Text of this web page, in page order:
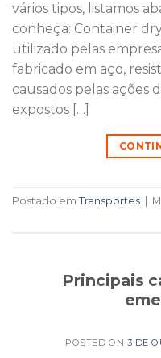
vários tipos, listamos
conheça: Container
utilizado pelas
fabricado em aço,
causados pelas ações
expostos […]
Postado em Transportes
Principais
POSTED ON 3 DE